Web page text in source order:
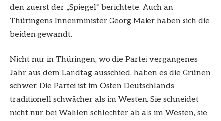
den zuerst der „Spiegel“ berichtete. Auch an
Thüringens Innenminister Georg Maier haben sich die
beiden gewandt.
Nicht nur in Thüringen, wo die Partei vergangenes
Jahr aus dem Landtag ausschied, haben es die Grünen
schwer. Die Partei ist im Osten Deutschlands
traditionell schwächer als im Westen. Sie schneidet
nicht nur bei Wahlen schlechter ab als im Westen, sie